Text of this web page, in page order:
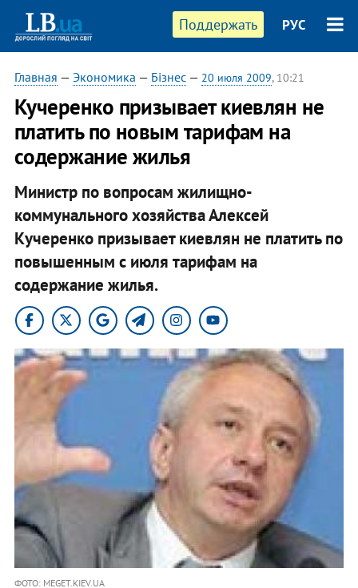
Поддержать РУС
Главная — Экономика — Бізнес— 20 июля 2009, 10:21
Кучеренко призывает киевлян не
платить по новым тарифам на
содержание жилья
Министр по вопросам жилищно-
коммунального хозяйства Алексей
Кучеренко призывает киевлян не платить по
повышенным с июля тарифам на
содержание жилья.
ФОТО: MEGET.KIEV.UA